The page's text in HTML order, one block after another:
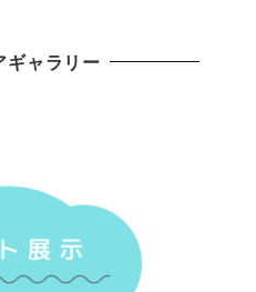
ギャラリー